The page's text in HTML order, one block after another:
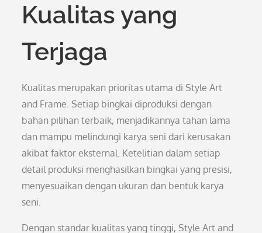
Kualitas yang
Terjaga
Kualitas merupakan prioritas utama di Style Art
and Frame. Setiap bingkai diproduksi dengan
bahan pilihan terbaik, menjadikannya tahan lama
dan mampu melindungi karya seni dari kerusakan
akibat faktor eksternal. Ketelitian dalam setiap
detail produksi menghasilkan bingkai yang presisi,
menyesuaikan dengan ukuran dan bentuk karya
seni.
Dengan standar kualitas yang tinggi, Style Art and